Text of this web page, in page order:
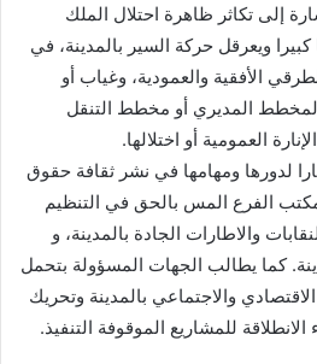
إلى تكاثر ظاهرة احتلال الملك
ويعرقل حركة السير بالمدينة، في
الأفقية والعمودية، وغياب أو
المديري أو مخطط التنقل
العمومية أو اختلالها.
لدورها ومهامها في نشر ثقافة حقوق
مكتب الفرع المس بالحق في التنظيم
والاطارات الجادة بالمدينة، و
كما يطالب الجهات المسؤولة بتحمل
والاجتماعي بالمدينة وتحريك
للمشاريع الموقوفة التنفيذ.